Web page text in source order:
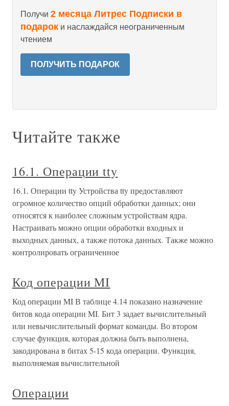
Получи 2 месяца Литрес Подписки в
подарок и наслаждайся неограниченным
чтением
ПОЛУЧИТЬ ПОДАРОК
Читайте также
16.1. Операции tty
16.1. Операции tty Устройства tty предоставляют
огромное количество опций обработки данных; они
относятся к наиболее сложным устройствам ядра.
Настраивать можно опции обработки входных и
выходных данных, а также потока данных. Также можно
контролировать ограниченное
Код операции MI
Код операции MI В таблице 4.14 показано назначение
битов кода операции MI. Бит 3 задает вычислительный
или невычислительный формат команды. Во втором
случае функция, которая должна быть выполнена,
закодирована в битах 5-15 кода операции. Функция,
выполняемая вычислительной
Операции